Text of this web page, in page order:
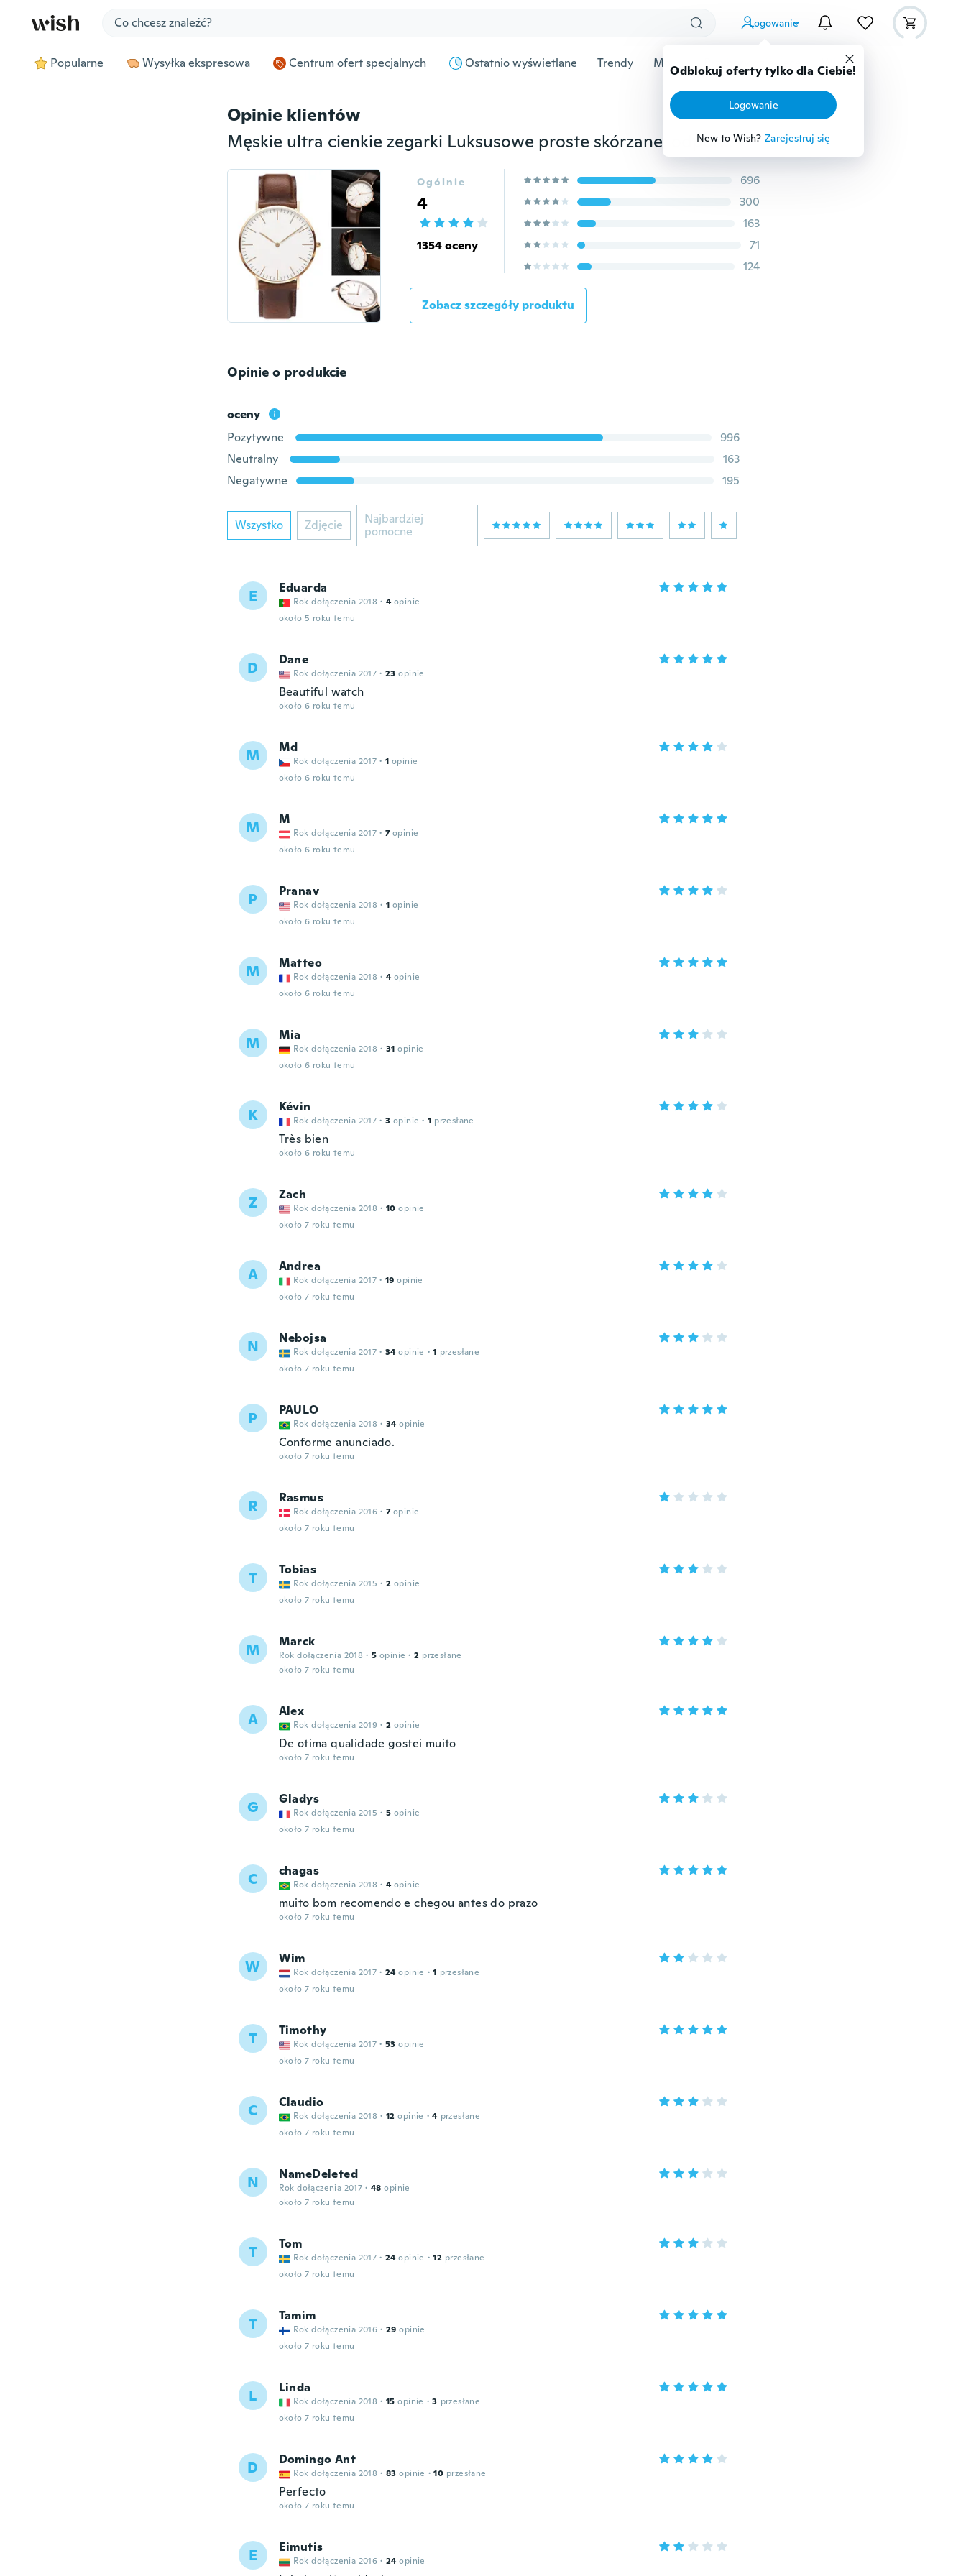
Logowanie
Odblokuj oferty tylko dla Ciebie!
Logowanie
New to Wish? Zarejestruj się
Popularne Wysyłka ekspresowa Centrum ofert specjalnych Ostatnio wyświetlane Trendy Moda Przybory dziecięce Więcej
Opinie klientów
Męskie ultra cienkie zegarki Luksusowe proste skórzane, odporne na wstrząsy wodoodporne srebrne złoto WirstWatch Man Dad Gifts
Ogólnie
4
1354 oceny
696
300
163
71
124
Zobacz szczegóły produktu
Opinie o produkcie
oceny
Pozytywne
996
Neutralny
163
Negatywne
195
Wszystko Zdjęcie
Najbardziej
pomocne
E Eduarda
Rok dołączenia 2018 · 4 opinie
około 5 roku temu
D Dane
Rok dołączenia 2017 · 23 opinie
Beautiful watch
około 6 roku temu
M Md
Rok dołączenia 2017 · 1 opinie
około 6 roku temu
M M
Rok dołączenia 2017 · 7 opinie
około 6 roku temu
P Pranav
Rok dołączenia 2018 · 1 opinie
około 6 roku temu
M Matteo
Rok dołączenia 2018 · 4 opinie
około 6 roku temu
M Mia
Rok dołączenia 2018 · 31 opinie
około 6 roku temu
K Kévin
Rok dołączenia 2017 · 3 opinie · 1 przesłane
Très bien
około 6 roku temu
Z Zach
Rok dołączenia 2018 · 10 opinie
około 7 roku temu
A Andrea
Rok dołączenia 2017 · 19 opinie
około 7 roku temu
N Nebojsa
Rok dołączenia 2017 · 34 opinie · 1 przesłane
około 7 roku temu
P PAULO
Rok dołączenia 2018 · 34 opinie
Conforme anunciado.
około 7 roku temu
R Rasmus
Rok dołączenia 2016 · 7 opinie
około 7 roku temu
T Tobias
Rok dołączenia 2015 · 2 opinie
około 7 roku temu
M Marck
Rok dołączenia 2018 · 5 opinie · 2 przesłane
około 7 roku temu
A Alex
Rok dołączenia 2019 · 2 opinie
De otima qualidade gostei muito
około 7 roku temu
G Gladys
Rok dołączenia 2015 · 5 opinie
około 7 roku temu
C chagas
Rok dołączenia 2018 · 4 opinie
muito bom recomendo e chegou antes do prazo
około 7 roku temu
W Wim
Rok dołączenia 2017 · 24 opinie · 1 przesłane
około 7 roku temu
T Timothy
Rok dołączenia 2017 · 53 opinie
około 7 roku temu
C Claudio
Rok dołączenia 2018 · 12 opinie · 4 przesłane
około 7 roku temu
N NameDeleted
Rok dołączenia 2017 · 48 opinie
około 7 roku temu
T Tom
Rok dołączenia 2017 · 24 opinie · 12 przesłane
około 7 roku temu
T Tamim
Rok dołączenia 2016 · 29 opinie
około 7 roku temu
L Linda
Rok dołączenia 2018 · 15 opinie · 3 przesłane
około 7 roku temu
D Domingo Ant
Rok dołączenia 2018 · 83 opinie · 10 przesłane
Perfecto
około 7 roku temu
E Eimutis
Rok dołączenia 2016 · 24 opinie